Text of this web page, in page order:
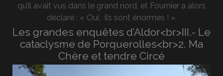
qu’il avait vus dans le grand nord, et Fournier a alors
déclaré : « Oui, ils sont énormes ! ».
Les grandes enquêtes d’Aldor<br>III.- Le
cataclysme de Porquerolles<br>2. Ma
Chère et tendre Circé